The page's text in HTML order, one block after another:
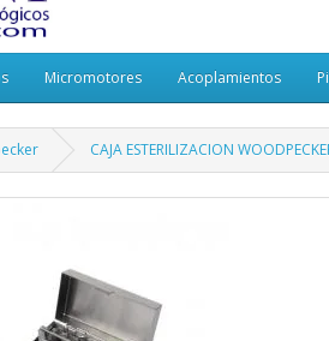
Micromotores Acoplamientos
CAJA ESTERILIZACION